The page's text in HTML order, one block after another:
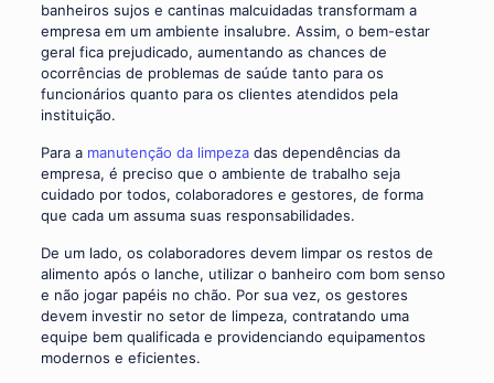
banheiros sujos e cantinas malcuidadas transformam a
empresa em um ambiente insalubre. Assim, o bem-estar
geral fica prejudicado, aumentando as chances de
ocorrências de problemas de saúde tanto para os
funcionários quanto para os clientes atendidos pela
instituição.
Para a manutenção da limpezadas dependências da
empresa, é preciso que o ambiente de trabalho seja
cuidado por todos, colaboradores e gestores, de forma
que cada um assuma suas responsabilidades.
De um lado, os colaboradores devem limpar os restos de
alimento após o lanche, utilizar o banheiro com bom senso
e não jogar papéis no chão. Por sua vez, os gestores
devem investir no setor de limpeza, contratando uma
equipe bem qualificada e providenciando equipamentos
modernos e eficientes.